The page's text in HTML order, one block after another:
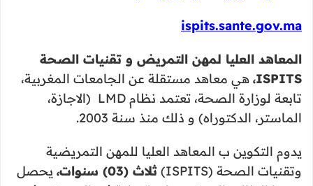
ispits.sante.gov.ma
المعاهد العليا لمهن التمريض و تقنيات الصحة
ISPITS، هي معاهد مستقلة عن الجامعات المغربية،
تابعة لوزارة الصحة، تعتمد نظام LMD (الاجازة،
الماستر، الدكتوراه) و ذلك منذ سنة 2003.
يدوم التكوين ب المعاهد العليا للمهن التمريضية
وتقنيات الصحة (ISPITS)
ثلاث (03) سنوات،
يحصل